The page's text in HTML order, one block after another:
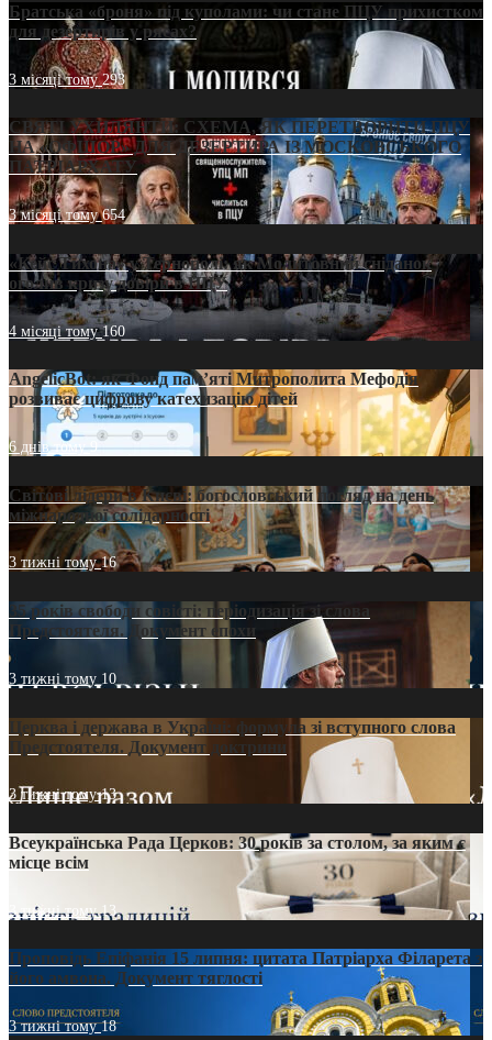
Братська «броня» під куполами: чи стане ПЦУ прихистком
для дезертирів у рясах?
3 місяці тому293
СВЯТІ УХИЛЯНТИ: СХЕМА, ЯК ПЕРЕТВОРИТИ ПЦУ
НА «ОФШОР» ДЛЯ ДЕЗЕРТИРА ІЗ МОСКОВСЬКОГО
ПАТРІАРХАТУ
3 місяці тому654
«Кейс Тихона» у Тернополі: як Молитовний сніданок
оголив кризу довіри в ПЦУ
4 місяці тому160
AngelicBot: як Фонд пам’яті Митрополита Мефодія
розвиває цифрову катехизацію дітей
6 днів тому9
Світові лідери в Києві: богословський погляд на день
міжнародної солідарності
3 тижні тому16
35 років свободи совісті: періодизація зі слова
Предстоятеля. Документ епохи
3 тижні тому 10
Церква і держава в Україні: формула зі вступного слова
Предстоятеля. Документ доктрини
3 тижні тому13
Всеукраїнська Рада Церков: 30 років за столом, за яким є
місце всім
3 тижні тому13
Проповідь Епіфанія 15 липня: цитата Патріарха Філарета з
його амвона. Документ тяглості
3 тижні тому18